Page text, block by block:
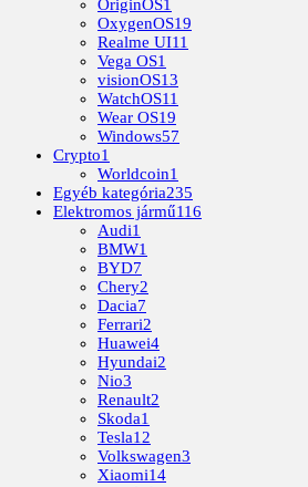
OriginOS1
OxygenOS19
Realme UI11
Vega OS1
visionOS13
WatchOS11
Wear OS19
Windows57
Crypto1
Worldcoin1
Egyéb kategória235
Elektromos jármű116
Audi1
BMW1
BYD7
Chery2
Dacia7
Ferrari2
Huawei4
Hyundai2
Nio3
Renault2
Skoda1
Tesla12
Volkswagen3
Xiaomi14